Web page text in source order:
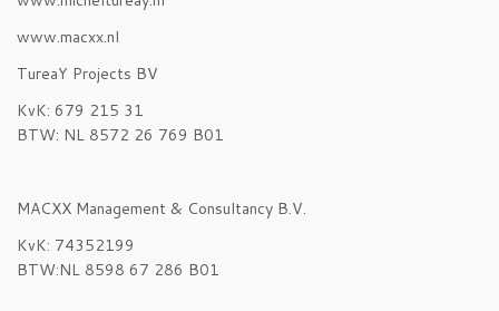
www.macxx.nl
TureaY Projects BV
KvK: 679 215 31
BTW: NL 8572 26 769 B01
MACXX Management & Consultancy B.V.
KvK: 74352199
BTW:NL 8598 67 286 B01